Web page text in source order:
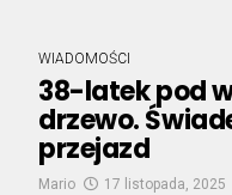
WIADOMOŚCI
38-latek pod
drzewo.
przejazd
Mario 17 listopada, 2025